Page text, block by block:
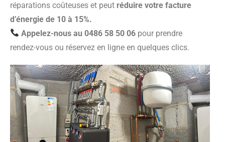
réparations coûteuses et peut réduire votre facture
d’énergie de 10 à 15%.
Appelez-nous au 0486 58 50 06 pour prendre
rendez-vous ou réservez en ligne en quelques clics.